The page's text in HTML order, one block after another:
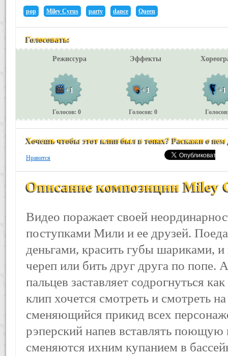
pop Miley Cyrus party dance Queen
Голосовать:
Режиссура Эффекты
+1 +1 +1
Голосов: 0 Голосов: 0
Хочешь чтобы этот клип был в топах? Раскажи о нем
Нравится
Описание композиции Miley
Видео поражает своей
поступками Мили и ее друзей.
деньгами, красить губы шариками, и
череп или бить друг друга по попе.
пальцев заставляет содрогнуться
клип хочется смотреть и смотреть
сменяющийся прикид всех
рэперский напев вставлять поющую
сменяются ихним купанием в